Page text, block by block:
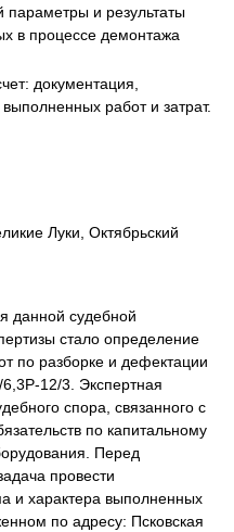
и результаты
в процессе демонтажа
документация,
работ и затрат.
Луки, Октябрьский
данной судебной
стало определение
по разборке и дефектации
12/3. Экспертная
спора, связанного с
по капитальному
Перед
провести
и характера выполненных
по адресу: Псковская